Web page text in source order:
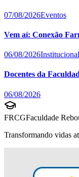
07/08/2026Eventos
Vem aí: Conexão
06/08/2026Institucional
Docentes da
06/08/2026
FRCGFaculdade
Transformando vidas